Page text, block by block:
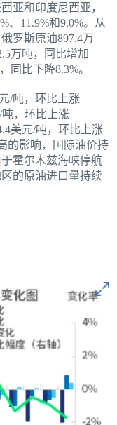
亚和印度尼西亚，
、11.9%和9.0%。从
罗斯原油897.4万
万吨，同比增加
同比下降8.3%。
/吨，环比上涨
吨，环比上涨
美元/吨，环比上涨
的影响，国际油价持
霍尔木兹海峡停航
的原油进口量持续